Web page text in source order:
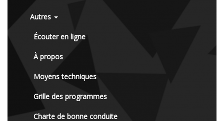
Autres
Écouter en ligne
À propos
Moyens techniques
Grille des programmes
Charte de bonne conduite